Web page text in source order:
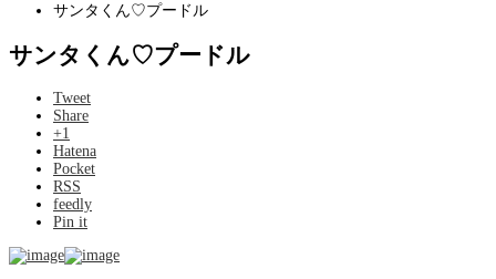
サンタくん♡プードル
サンタくん♡プードル
Tweet
Share
+1
Hatena
Pocket
RSS
feedly
Pin it